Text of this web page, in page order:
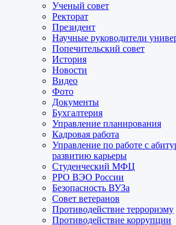
Ученый совет
Ректорат
Президент
Научные руководители
Попечительский совет
История
Новости
Видео
Фото
Документы
Бухгалтерия
Управление планирования
Кадровая работа
Управление по работе с
развитию карьеры
Студенческий МФЦ
РРО ВЭО России
Безопасность ВУЗа
Совет ветеранов
Противодействие терроризму
Противодействие коррупции